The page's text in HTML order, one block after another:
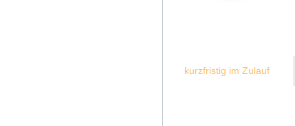
kurzfristig im Zulauf